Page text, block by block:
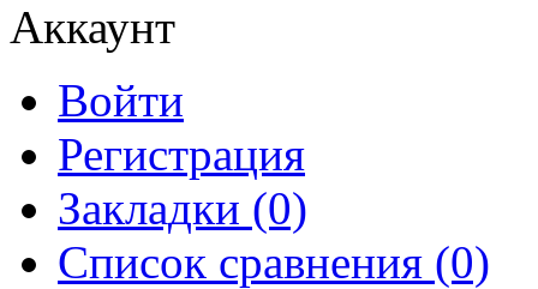
Аккаунт
Войти
Регистрация
Закладки (0)
Список сравнения (0)